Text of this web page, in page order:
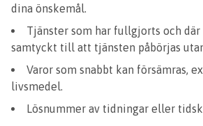
dina önskemål.
Tjänster som har fullgjorts och
samtyckt till att tjänsten påbörjas
Varor som snabbt kan försämras,
livsmedel.
Lösnummer av tidningar eller